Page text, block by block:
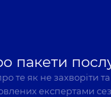
пакети
те як не захворіти
експертами